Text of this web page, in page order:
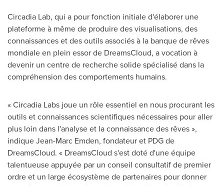
Circadia Lab, qui a pour fonction initiale d'élaborer une
plateforme à même de produire des visualisations, des
connaissances et des outils associés à la banque de rêves
mondiale en plein essor de DreamsCloud, a vocation à
devenir un centre de recherche solide spécialisé dans la
compréhension des comportements humains.
« Circadia Labs joue un rôle essentiel en nous procurant les
outils et connaissances scientifiques nécessaires pour aller
plus loin dans l'analyse et la connaissance des rêves »,
indiqueJean-Marc Emden, fondateur et PDG de
DreamsCloud. « DreamsCloud s'est doté d'une équipe
talentueuse appuyée par un conseil consultatif de premier
ordre et un large écosystème de partenaires pour donner